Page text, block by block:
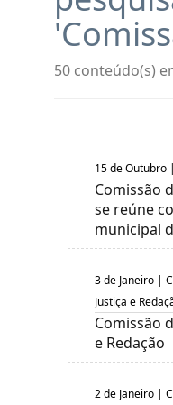
50 conteúdo(s)
15 de Outubro
Comissão
se reúne
municipal
3 de Janeiro |
Justiça e
Comissão
e Redação
2 de Janeiro |